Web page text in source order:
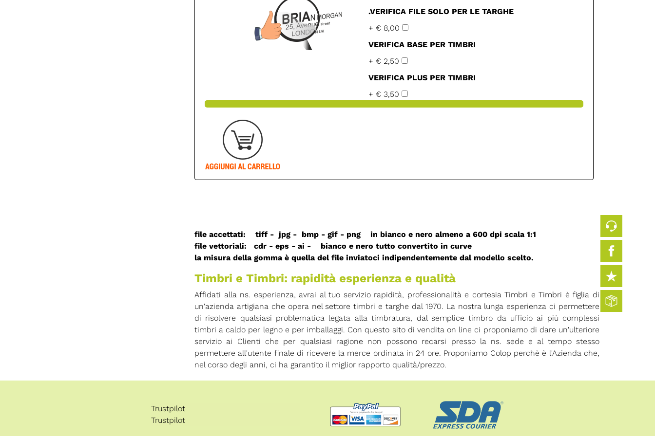
.VERIFICA FILE SOLO PER LE TARGHE
+ € 8,00
VERIFICA BASE PER TIMBRI
+ € 2,50
VERIFICA PLUS PER TIMBRI
+ € 3,50
file accettati: tiff - jpg - bmp - gif - png in bianco e nero almeno a 600 dpi scala 1:1
file vettoriali: cdr - eps - ai - bianco e nero tutto convertito in curve
la misura della gomma è quella del file inviatoci indipendentemente dal modello scelto.
Timbri e Timbri: rapidità esperienza e qualità
Affidati alla ns. esperienza, avrai al tuo servizio rapidità, professionalità e cortesia Timbri e Timbri è figlia di
un'azienda artigiana che opera nel settore timbri e targhe dal 1970. La nostra lunga esperienza ci permettere
di risolvere qualsiasi problematica legata alla timbratura, dal semplice timbro da ufficio ai più complessi
timbri a caldo per legno e per imballaggi. Con questo sito di vendita on line ci proponiamo di dare un'ulteriore
servizio ai Clienti che per qualsiasi ragione non possono recarsi presso la ns. sede e al tempo stesso
permettere all'utente finale di ricevere la merce ordinata in 24 ore. Proponiamo Colop perchè è l'Azienda che,
nel corso degli anni, ci ha garantito il miglior rapporto qualità/prezzo.
Trustpilot
Trustpilot